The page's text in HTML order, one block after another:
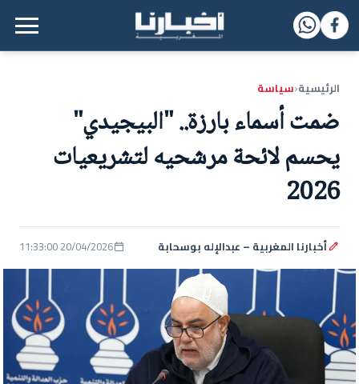
القائمة الرئيسية
الرئيسية‹سياسة
ضمت أسماء بارزة.. "البيجيدي"
يحسم لائحة مرشحيه لتشريعيات
2026
أخبارنا المغربية – عبدالإله بوسحابة 20/04/2026 11:33:00